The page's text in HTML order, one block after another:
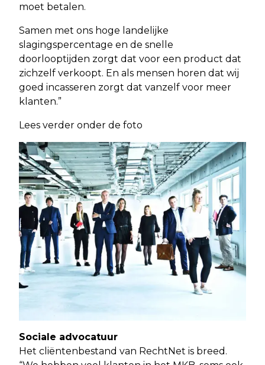
moet betalen.
Samen met ons hoge landelijke
slagingspercentage en de snelle
doorlooptijden zorgt dat voor een product dat
zichzelf verkoopt. En als mensen horen dat wij
goed incasseren zorgt dat vanzelf voor meer
klanten.”
Lees verder onder de foto
Sociale advocatuur
Het cliëntenbestand van RechtNet is breed.